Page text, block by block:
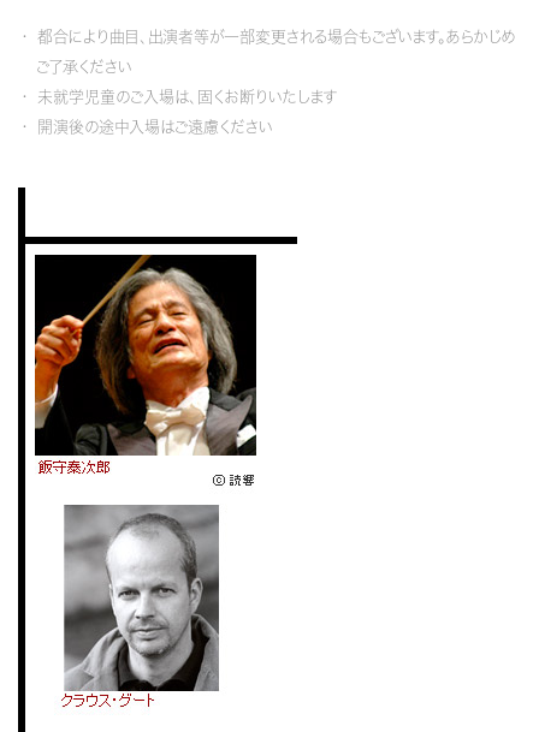
都合により曲目、出演者等が一部変更される場合もございます。あらかじめ
ご了承ください
未就学児童のご入場は、固くお断りいたします
開演後の途中入場はご遠慮ください